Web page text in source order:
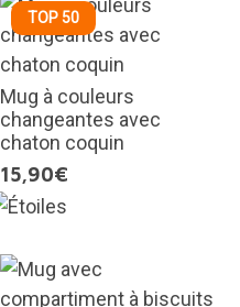
TOP 50
Mug à couleurs
changeantes avec
chaton coquin
15,90€